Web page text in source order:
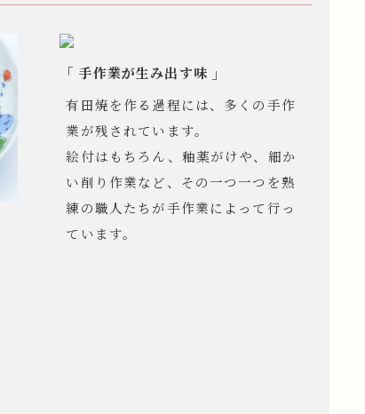
「 手作業が生み出す味 」
有田焼を作る過程には、多くの手作
業が残されています。
絵付はもちろん、釉薬がけや、細か
い削り作業など、その一つ一つを熟
練の職人たちが手作業によって行っ
ています。